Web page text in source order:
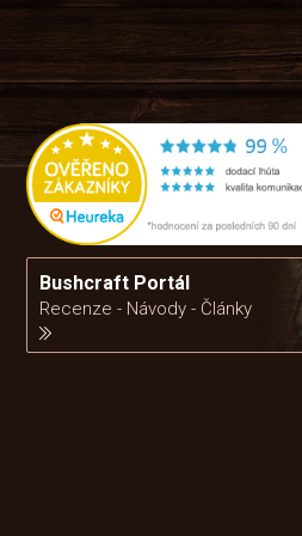
Bushcraft Portál
Recenze - Návody - Články